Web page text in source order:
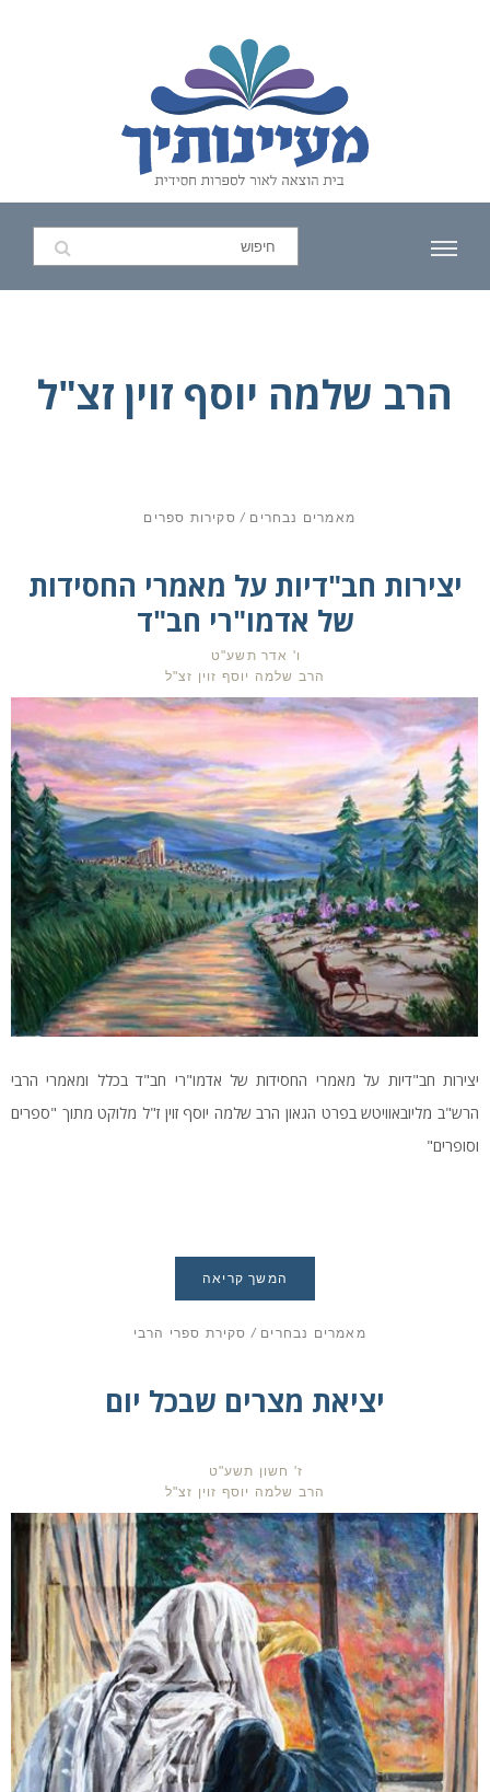
הרב שלמה יוסף זוין זצ"ל
מאמרים נבחרים / סקירות ספרים
יצירות חב"דיות על מאמרי החסידות
של אדמו"רי חב"ד
ו' אדר תשע"ט
הרב שלמה יוסף זוין זצ"ל
יצירות חב"דיות על מאמרי החסידות של אדמו"רי חב"ד בכלל ומאמרי הרבי
הרש"ב מליובאוויטש בפרט הגאון הרב שלמה יוסף זוין ז"ל מלוקט מתוך "ספרים
וסופרים"
המשך קריאה
מאמרים נבחרים / סקירת ספרי הרבי
יציאת מצרים שבכל יום
ז' חשון תשע"ט
הרב שלמה יוסף זוין זצ"ל